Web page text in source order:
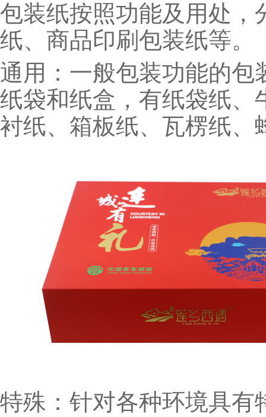
包装纸按照功能及用处，
纸、商品印刷包装纸等。
通用：一般包装功能的包
纸袋和纸盒，有纸袋纸、
衬纸、箱板纸、瓦楞纸、
特殊：针对各种环境具有